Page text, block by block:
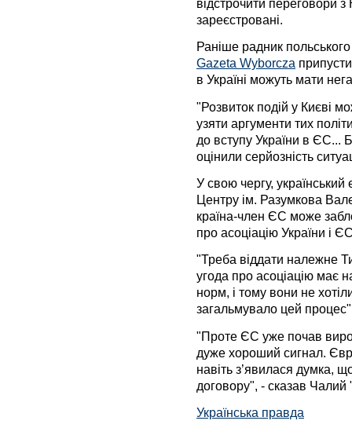
відстрочити переговори
зареєстровані.
Раніше радник
Gazeta Wyborcza
в Україні можуть мати
"Розвиток подій у Києві
узяти аргументи тих
до вступу України в ЄС...
оцінили серйозність
У свою чергу, український
Центру ім. Разумкова
країна-член ЄС може
про асоціацію України і
"Треба віддати належне
угода про асоціацію має
норм, і тому вони не
загальмувало цей
"Проте ЄС уже почав
дуже хороший сигнал.
навіть з’явилася думка,
договору", - сказав
Українська правда